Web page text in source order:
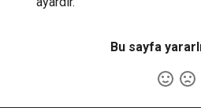
Bu sayfa yararlı